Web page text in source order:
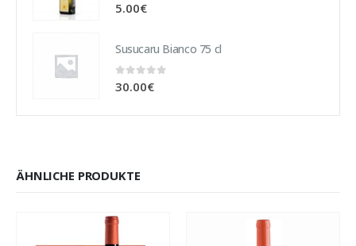
0 out of 5
5.00€
Susucaru Bianco 75 cl
0out of 5
30.00€
ÄHNLICHE PRODUKTE